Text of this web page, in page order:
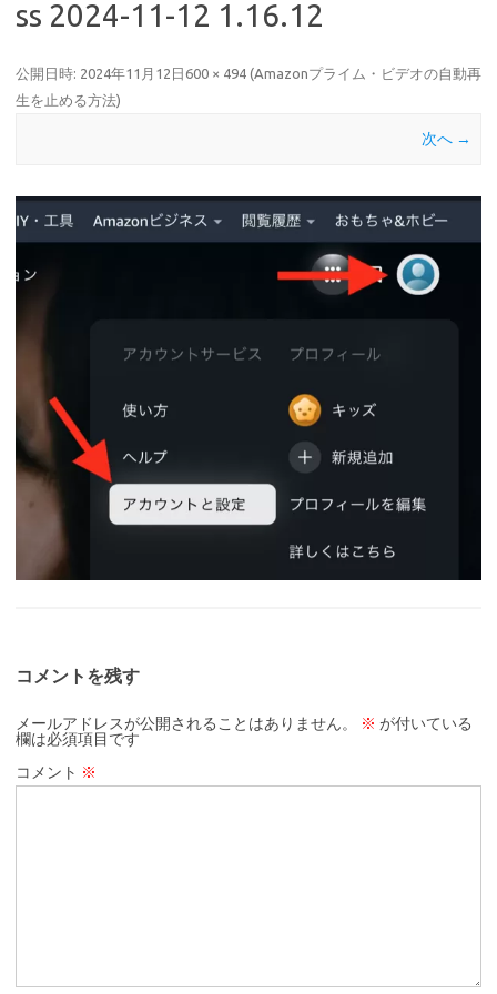
ss 2024-11-12 1.16.12
公開日時: 2024年11月12日 600 × 494 (Amazonプライム・ビデオの自動再
生を止める方法)
次へ →
コメントを残す
メールアドレスが公開されることはありません。 ※ が付いている
欄は必須項目です
コメント ※